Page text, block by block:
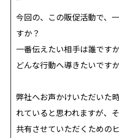
今回の、この販促活動で、
すか？
一番伝えたい相手は誰です
どんな行動へ導きたいです
弊社へお声かけいただいた
れていると思われますが、
共有させていただくための